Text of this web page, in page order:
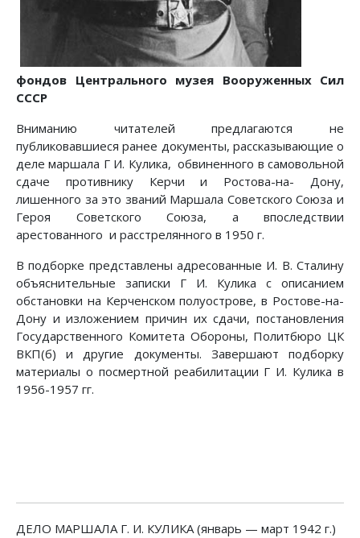
фондов Центрального музея Вооруженных Сил
СССР
Вниманию читателей предлагаются не
публиковавшиеся ранее документы, рассказывающие о
деле маршала Г И. Кулика, обвиненного в самовольной
сдаче противнику Керчи и Ростова-на- Дону,
лишенного за это званий Маршала Советского Союза и
Героя Советского Союза, а впоследствии
арестованного и расстрелянного в 1950 г.
В подборке представлены адресованные И. В. Сталину
объяснительные записки Г И. Кулика с описанием
обстановки на Керченском полуострове, в Ростове-на-
Дону и изложением причин их сдачи, постановления
Государственного Комитета Обороны, Политбюро ЦК
ВКП(б) и другие документы. Завершают подборку
материалы о посмертной реабилитации Г И. Кулика в
1956-1957 гг.
ДЕЛО МАРШАЛА Г. И. КУЛИКА (январь — март 1942 г.)